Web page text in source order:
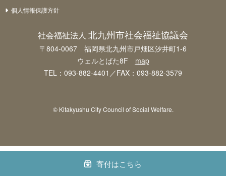
個人情報保護方針
社会福祉法人 北九州市社会福祉協議会
〒804-0067 福岡県北九州市戸畑区汐井町1-6
ウェルとばた8F map
TEL：093-882-4401／FAX：093-882-3579
© Kitakyushu City Council of Social Welfare.
寄付はこちら